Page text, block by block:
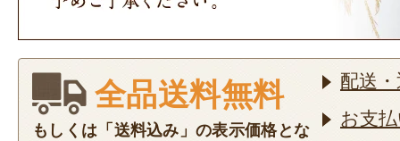
全品送料無料
もしくは「送料込み」の表示価格とな
配送
お支